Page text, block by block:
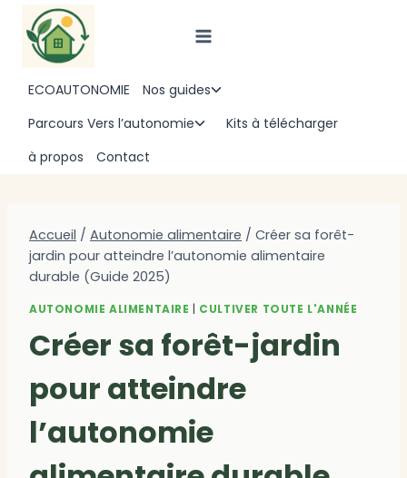
contenu
ECOAUTONOMIE Nos guides
le
Parcours Vers l’autonomie
Ouvrir/fermer
Kits à télécharger
à propos
Contact
Accueil / Autonomie alimentaire / Créer sa forêt-
jardin pour atteindre l’autonomie alimentaire
durable (Guide 2025)
AUTONOMIE ALIMENTAIRE | CULTIVER TOUTE L'ANNÉE
Créer sa forêt-jardin
pour atteindre
l’autonomie